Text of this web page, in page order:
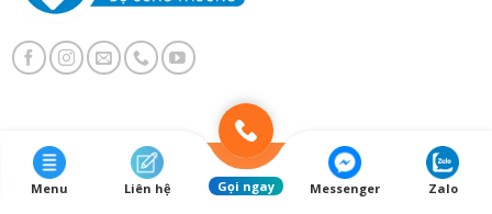
© 2026 Bản quyền củaCông ty TNHH Dược Mỹ Phẩm Ami Beauty
Menu Liên hệ Gọi ngay Messenger Zalo